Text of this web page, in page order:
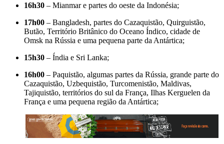
16h30 – Mianmar e partes do oeste da Indonésia;
17h00 – Bangladesh, partes do Cazaquistão, Quirguistão,
Butão, Território Britânico do Oceano Índico, cidade de
Omsk na Rússia e uma pequena parte da Antártica;
15h30 – Índia e Sri Lanka;
16h00 – Paquistão, algumas partes da Rússia, grande parte do
Cazaquistão, Uzbequistão, Turcomenistão, Maldivas,
Tajiquistão, territórios do sul da França, Ilhas Kerguelen da
França e uma pequena região da Antártica;